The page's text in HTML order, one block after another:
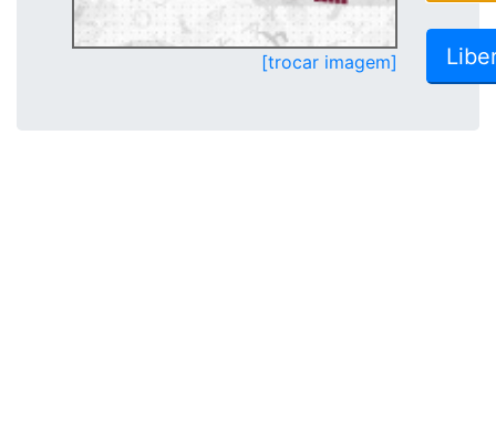
[trocar imagem]